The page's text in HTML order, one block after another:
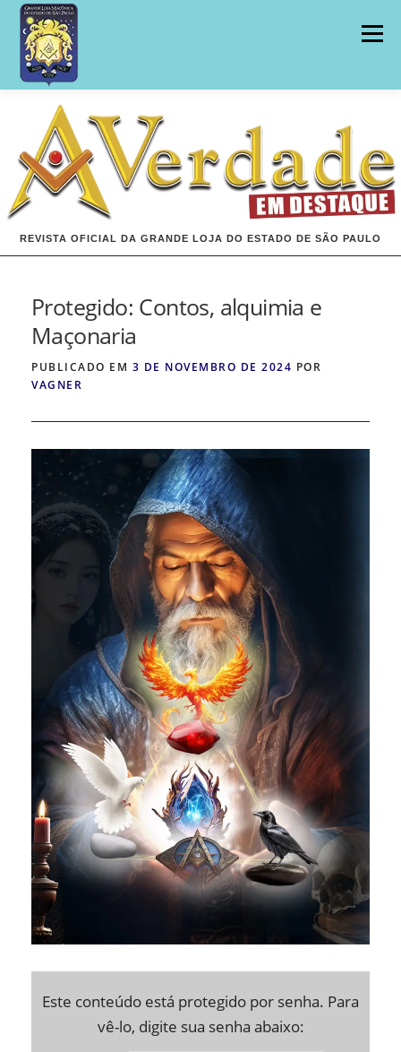
Pular
conteúdo
Menu
INÍCIO EDIÇÕES
REVISTA OFICIAL DA GRANDE LOJA DO ESTADO DE SÃO PAULO
Protegido: Contos, alquimia e
Maçonaria
PUBLICADO EM 3 DE NOVEMBRO DE 2024 POR
VAGNER
Este conteúdo está protegido por senha. Para
vê-lo, digite sua senha abaixo: